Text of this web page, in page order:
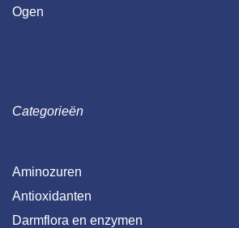
Ogen
Categorieën
Aminozuren
Antioxidanten
Darmflora en enzymen